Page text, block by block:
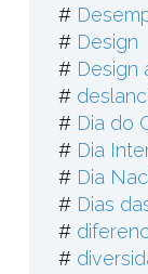
#
# Design
# Design
#
# Dia do
# Dia
# Dia
# Dias
#
#